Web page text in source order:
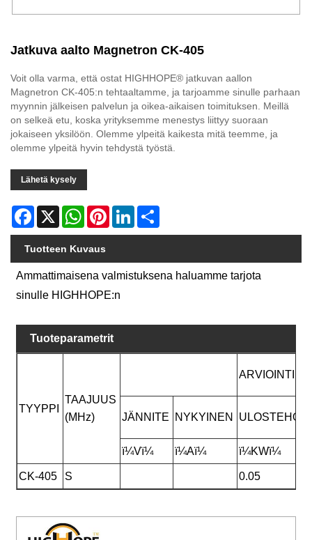
Jatkuva aalto Magnetron CK-405
Voit olla varma, että ostat HIGHHOPE® jatkuvan aallon
Magnetron CK-405:n tehtaaltamme, ja tarjoamme sinulle parhaan
myynnin jälkeisen palvelun ja oikea-aikaisen toimituksen. Meillä
on selkeä etu, koska yrityksemme menestys liittyy suoraan
jokaiseen yksilöön. Olemme ylpeitä kaikesta mitä teemme, ja
olemme ylpeitä hyvin tehdystä työstä.
Lähetä kysely
Facebook
X WhatsAppPinterestLinkedIn
Tuotteen Kuvaus
Ammattimaisena valmistuksena haluamme tarjota
sinulle HIGHHOPE:n
Tuoteparametrit
TYYPPI
TAAJUUS
(MHz)
ARVIOINTI
JÄNNITE NYKYINEN ULOSTEHO
ï¼Vï¼ ï¼Aï¼ ï¼KWï¼
CK-405 S 0.05